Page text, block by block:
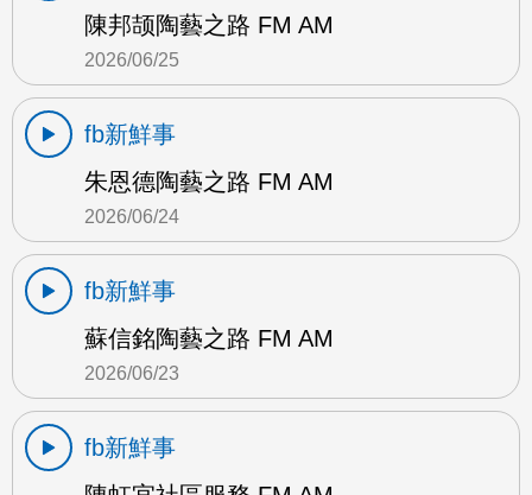
陳邦颉陶藝之路 FM AM
2026/06/25
fb新鮮事
朱恩德陶藝之路 FM AM
2026/06/24
fb新鮮事
蘇信銘陶藝之路 FM AM
2026/06/23
fb新鮮事